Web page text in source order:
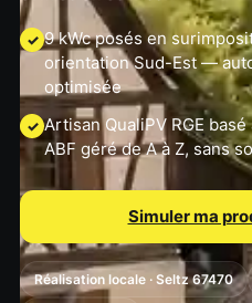
✓ 9 kWc posés en
orientation Sud-Est —
optimisée
✓ Artisan QualiPV RGE
ABF géré de A à Z, sans
Simuler ma
Réalisation locale · Seltz 67470